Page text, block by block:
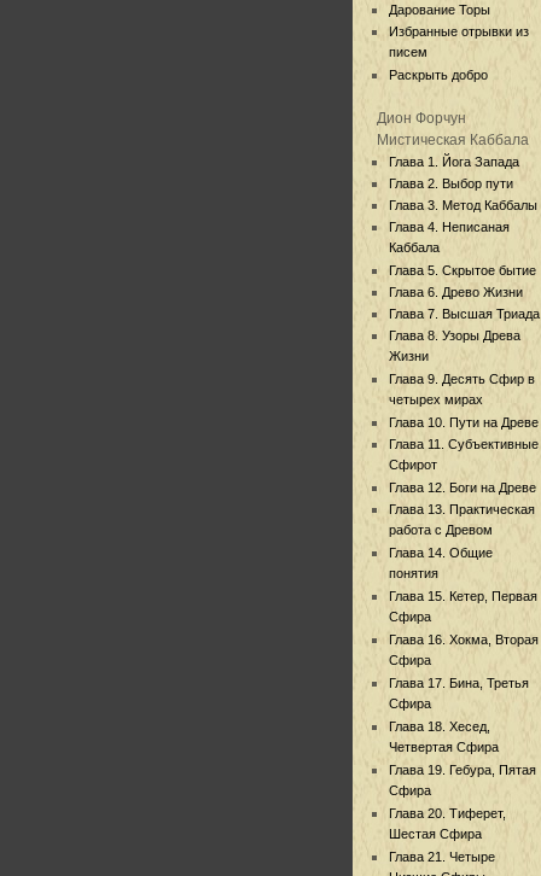
Дарование Торы
Избранные отрывки из
писем
Раскрыть добро
Дион Форчун
Мистическая Каббала
Глава 1. Йога Запада
Глава 2. Выбор пути
Глава 3. Метод Каббалы
Глава 4. Неписаная
Каббала
Глава 5. Скрытое бытие
Глава 6. Древо Жизни
Глава 7. Высшая Триада
Глава 8. Узоры Древа
Жизни
Глава 9. Десять Сфир в
четырех мирах
Глава 10. Пути на Древе
Глава 11. Субъективные
Сфирот
Глава 12. Боги на Древе
Глава 13. Практическая
работа с Древом
Глава 14. Общие
понятия
Глава 15. Кетер, Первая
Сфира
Глава 16. Хокма, Вторая
Сфира
Глава 17. Бина, Третья
Сфира
Глава 18. Хесед,
Четвертая Сфира
Глава 19. Гебура, Пятая
Сфира
Глава 20. Тиферет,
Шестая Сфира
Глава 21. Четыре